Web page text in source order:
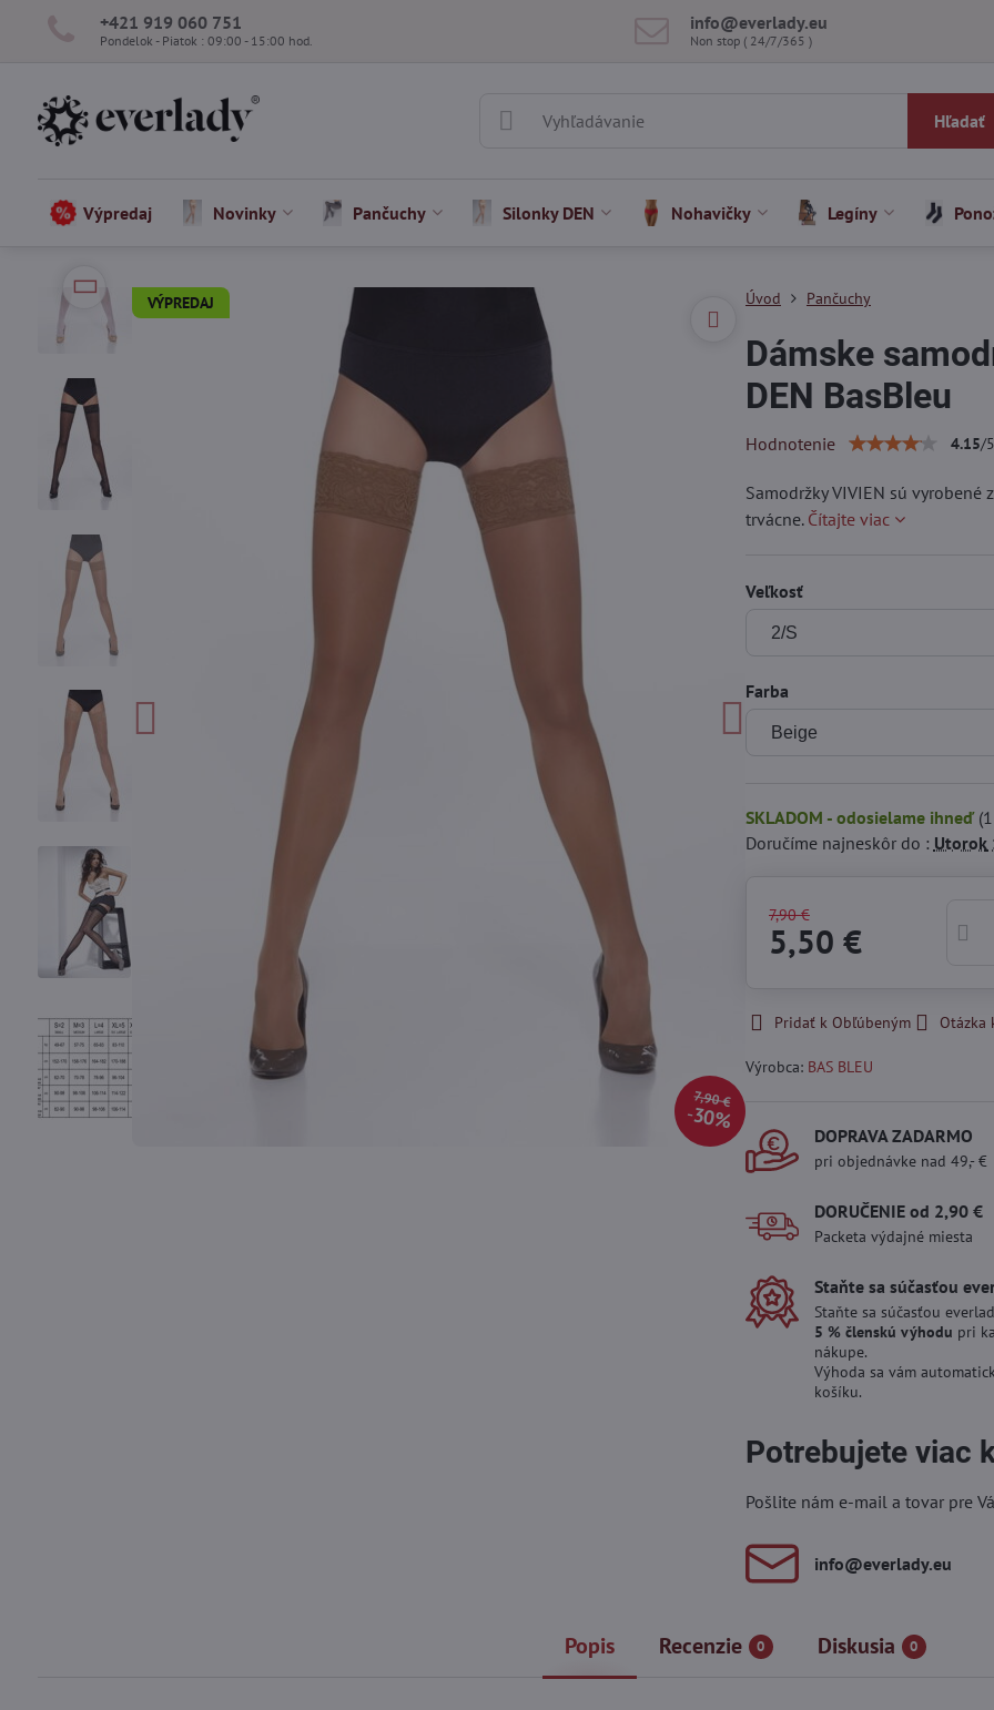
+421 919 060 751
Pondelok - Piatok : 09:00 - 15:00 hod.
info​@everlady​.eu
Non stop ( 24/7/365 )
Hľadať
Výpredaj Novinky Pančuchy Silonky DEN Nohavičky Legíny
VÝPREDAJ
7,90 €
30%
Úvod Pančuchy
Dámske
DEN BasBleu
Hodnotenie 4.15/5
Samodržky VIVIEN sú
trvácne. Čítajte viac
Veľkosť
Farba
SKLADOM - odosielame ihneď (1
Doručíme najneskôr do : Utorok
7,90 €
5,50 €
Pridať k Obľúbeným Otázka
Výrobca: BAS BLEU
DOPRAVA ZADARMO
pri objednávke nad 49,- €
DORUČENIE od 2,90 €
Packeta výdajné miesta
Staňte sa súčasťou
Staňte sa súčasťou
5 % členskú výhodu pri
nákupe.
Výhoda sa vám
košíku.
Potrebujete viac
Pošlite nám e-mail a tovar pre
info​@everlady​.eu
Popis Recenzie 0 Diskusia 0